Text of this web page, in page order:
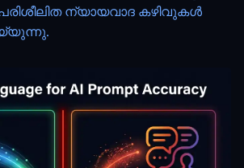
ന്യായവാദ കഴിവുകൾ